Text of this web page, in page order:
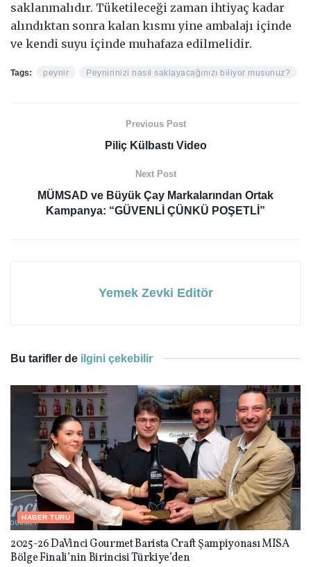
saklanmalıdır. Tüketileceği zaman ihtiyaç kadar
alındıktan sonra kalan kısmı yine ambalajı içinde
ve kendi suyu içinde muhafaza edilmelidir.
Tags: peynir Peynirinizi nasıl saklayacağınızı biliyor musunuz?
Previous Post
Piliç Külbastı Video
Next Post
MÜMSAD ve Büyük Çay Markalarından Ortak
Kampanya: “GÜVENLİ ÇÜNKÜ POŞETLİ”
Yemek Zevki Editör
Bu tarifler de ilgini çekebilir
HABER TURU
2025-26 DaVinci Gourmet Barista Craft Şampiyonası MISA
Bölge Finali’nin Birincisi Türkiye’den